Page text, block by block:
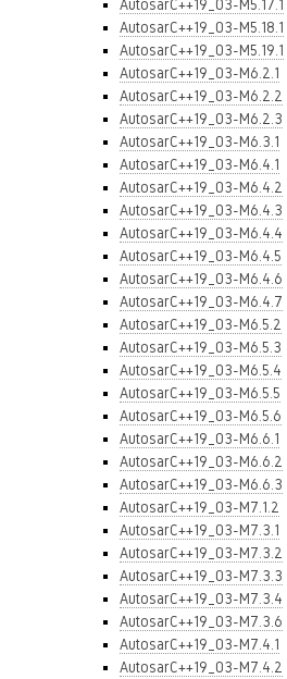
AutosarC++19_03-M5.17.1
AutosarC++19_03-M5.18.1
AutosarC++19_03-M5.19.1
AutosarC++19_03-M6.2.1
AutosarC++19_03-M6.2.2
AutosarC++19_03-M6.2.3
AutosarC++19_03-M6.3.1
AutosarC++19_03-M6.4.1
AutosarC++19_03-M6.4.2
AutosarC++19_03-M6.4.3
AutosarC++19_03-M6.4.4
AutosarC++19_03-M6.4.5
AutosarC++19_03-M6.4.6
AutosarC++19_03-M6.4.7
AutosarC++19_03-M6.5.2
AutosarC++19_03-M6.5.3
AutosarC++19_03-M6.5.4
AutosarC++19_03-M6.5.5
AutosarC++19_03-M6.5.6
AutosarC++19_03-M6.6.1
AutosarC++19_03-M6.6.2
AutosarC++19_03-M6.6.3
AutosarC++19_03-M7.1.2
AutosarC++19_03-M7.3.1
AutosarC++19_03-M7.3.2
AutosarC++19_03-M7.3.3
AutosarC++19_03-M7.3.4
AutosarC++19_03-M7.3.6
AutosarC++19_03-M7.4.1
AutosarC++19_03-M7.4.2